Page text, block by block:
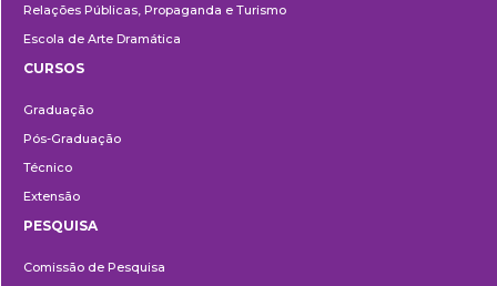
Relações Públicas, Propaganda e Turismo
Escola de Arte Dramática
CURSOS
Graduação
Pós-Graduação
Técnico
Extensão
PESQUISA
Comissão de Pesquisa